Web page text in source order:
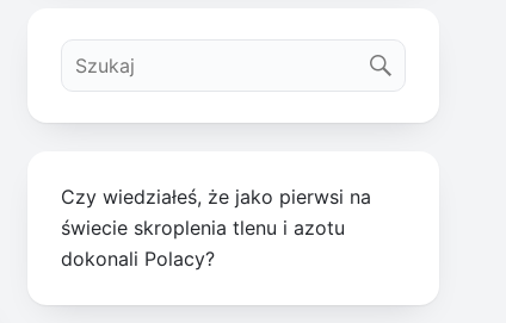
Czy wiedziałeś, że jako pierwsi na
świecie skroplenia tlenu i azotu
dokonali Polacy?